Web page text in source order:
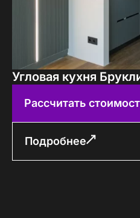
Угловая кухня
Рассчитать
Подробнее